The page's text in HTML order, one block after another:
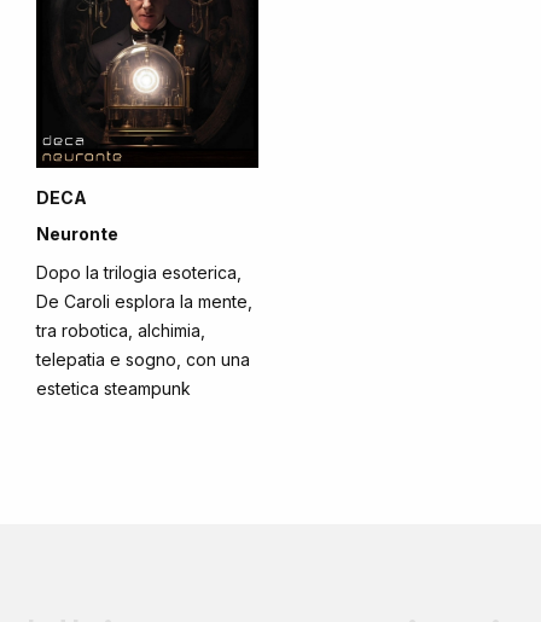
DECA
Neuronte
Dopo la trilogia esoterica,
De Caroli esplora la mente,
tra robotica, alchimia,
telepatia e sogno, con una
estetica steampunk